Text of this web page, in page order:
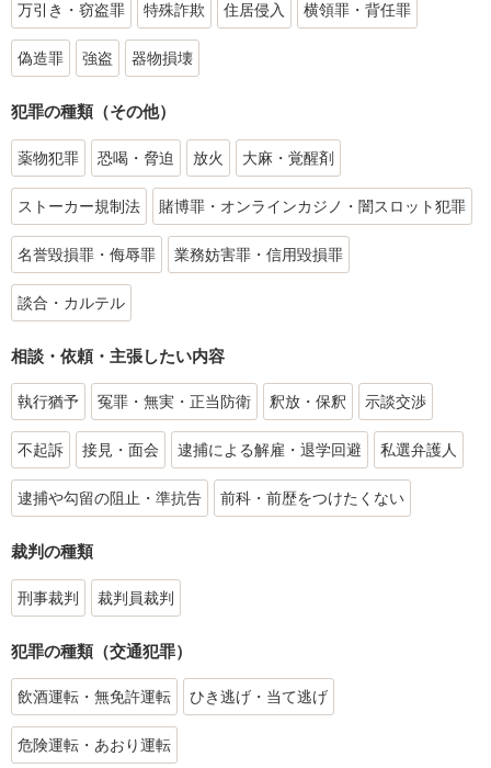
万引き・窃盗罪 特殊詐欺 住居侵入 横領罪・背任罪
偽造罪 強盗 器物損壊
犯罪の種類（その他）
薬物犯罪 恐喝・脅迫 放火 大麻・覚醒剤
ストーカー規制法 賭博罪・オンラインカジノ・闇スロット犯罪
名誉毀損罪・侮辱罪 業務妨害罪・信用毀損罪
談合・カルテル
相談・依頼・主張したい内容
執行猶予 冤罪・無実・正当防衛 釈放・保釈 示談交渉
不起訴 接見・面会 逮捕による解雇・退学回避 私選弁護人
逮捕や勾留の阻止・準抗告 前科・前歴をつけたくない
裁判の種類
刑事裁判 裁判員裁判
犯罪の種類（交通犯罪）
飲酒運転・無免許運転 ひき逃げ・当て逃げ
危険運転・あおり運転